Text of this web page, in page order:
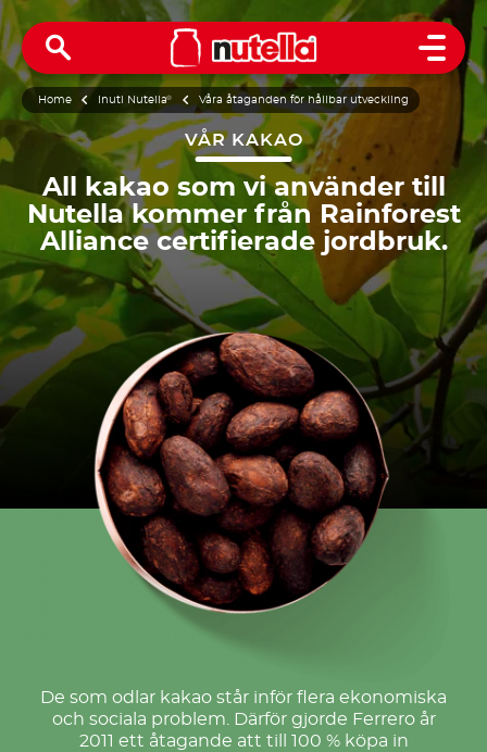
Open
Home Inuti Nutella® Våra åtaganden för hållbar utveckling
VÅR KAKAO
All kakao som vi använder till
Nutella kommer från Rainforest
Alliance certifierade jordbruk.
De som odlar kakao står inför flera ekonomiska
och sociala problem. Därför gjorde Ferrero år
2011 ett åtagande att till 100 % köpa in